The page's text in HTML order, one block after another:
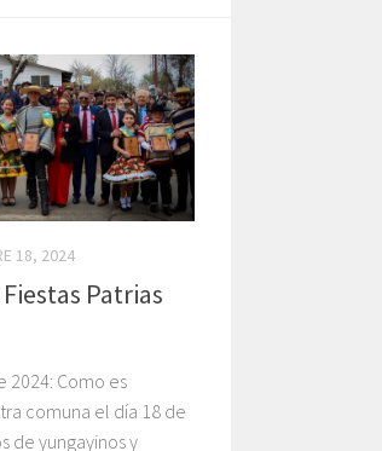
18, 2024
Patrias
2024: Como es
comuna el día 18 de
de yungayinos y